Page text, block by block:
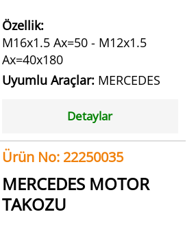
Özellik:
M16x1.5 Ax=50 - M12x1.5
Ax=40x180
Uyumlu Araçlar: MERCEDES
Detaylar
Ürün No: 22250035
MERCEDES MOTOR
TAKOZU